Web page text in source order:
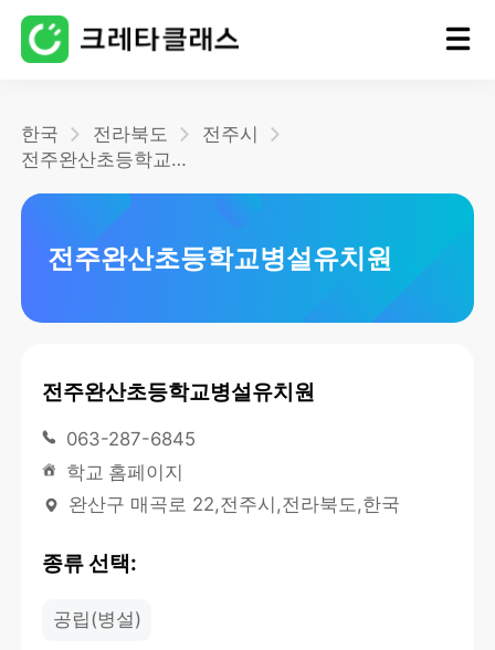
블로그
한국 전라북도
전주시
전주완산초등학교병설유치원
전주완산초등학교병설유치원
전주완산초등학교병설유치원
063-287-6845
학교 홈페이지
완산구 매곡로 22,전주시,전라북도,한국
종류 선택:
공립(병설)